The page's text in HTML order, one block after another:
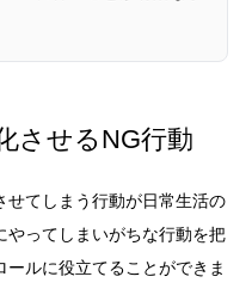
させるNG行動
せてしまう行動が日常生活の
やってしまいがちな行動を把
ルに役立てることができま